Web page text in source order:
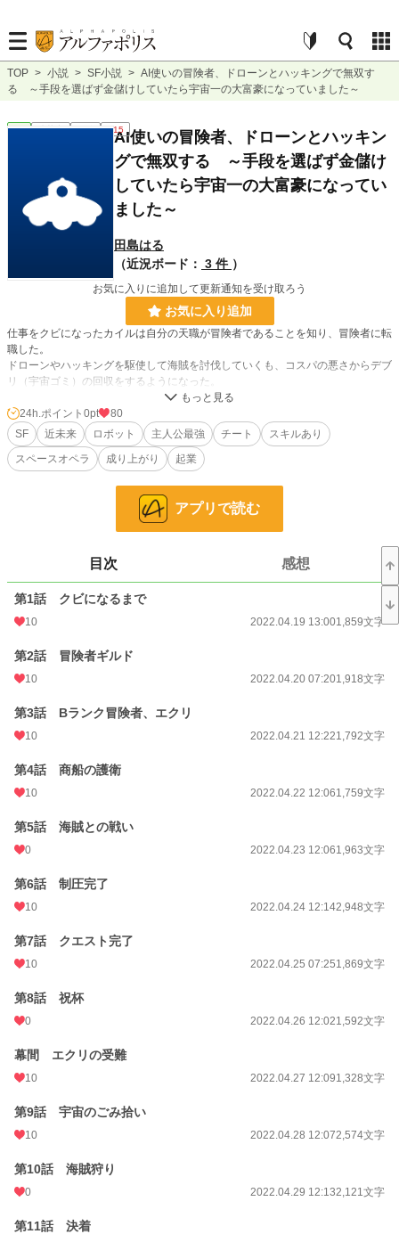
TOP > 小説 > SF小説 > AI使いの冒険者、ドローンとハッキングで無双す
る ～手段を選ばず金儲けしていたら宇宙一の大富豪になっていました～
SF 連載中 長編 R15AI使いの冒険者、ドローンとハッキン
グで無双する ～手段を選ばず金儲け
していたら宇宙一の大富豪になってい
ました～
田島はる
（近況ボード： 3 件 ）
お気に入りに追加して更新通知を受け取ろう
お気に入り追加
仕事をクビになったカイルは自分の天職が冒険者であることを知り、冒険者に転
職した。
ドローンやハッキングを駆使して海賊を討伐していくも、コスパの悪さからデブ
リ（宇宙ゴミ）の回収をするようになった。
廃棄された宇宙船や人工衛星を回収するうちに、整備すれば使えるものが多いと
知り、そこに商機を見出していく。
「あれ、これデブリを回収した方が儲かるんじゃないか？」
事業を拡大していくのだった。
※本作では科学的な考証等は一切しませんのであしからず。
小説 228,851 位 / 228,851 件
SF
お気に入り 12
文字数 88,756
月間ポイント
年間ポイント 1,555 pt (73,362 位)
累計ポイント
24h.ポイント 0pt
80
SF
近未来 ロボット 主人公最強 チート
スキルあり
スペースオペラ
成り上がり 起業
アプリで読む
目次 感想
第1話 クビになるまで
10 2022.04.19 13:001,859文字
第2話 冒険者ギルド
10 2022.04.20 07:201,918文字
第3話 Bランク冒険者、エクリ
10 2022.04.21 12:221,792文字
第4話 商船の護衛
10 2022.04.22 12:061,759文字
第5話 海賊との戦い
0 2022.04.23 12:061,963文字
第6話 制圧完了
10 2022.04.24 12:142,948文字
第7話 クエスト完了
10 2022.04.25 07:251,869文字
第8話 祝杯
0 2022.04.26 12:021,592文字
幕間 エクリの受難
10 2022.04.27 12:091,328文字
第9話 宇宙のごみ拾い
10 2022.04.28 12:072,574文字
第10話 海賊狩り
0 2022.04.29 12:132,121文字
第11話 決着